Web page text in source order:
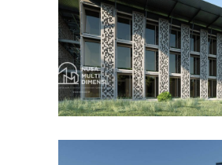
DESAIN BANGUNAN LAINNYA